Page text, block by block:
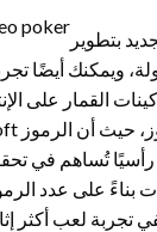
بتطوير
ويمكنك أيضًا
القمار على
رأسيًا تُساهم في
بناءً على عدد
تجربة لعب أكثر